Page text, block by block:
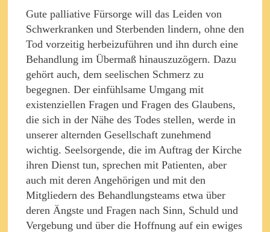
Gute palliative Fürsorge will das Leiden von
Schwerkranken und Sterbenden lindern, ohne den
Tod vorzeitig herbeizuführen und ihn durch eine
Behandlung im Übermaß hinauszuzögern. Dazu
gehört auch, dem seelischen Schmerz zu
begegnen. Der einfühlsame Umgang mit
existenziellen Fragen und Fragen des Glaubens,
die sich in der Nähe des Todes stellen, werde in
unserer alternden Gesellschaft zunehmend
wichtig. Seelsorgende, die im Auftrag der Kirche
ihren Dienst tun, sprechen mit Patienten, aber
auch mit deren Angehörigen und mit den
Mitgliedern des Behandlungsteams etwa über
deren Ängste und Fragen nach Sinn, Schuld und
Vergebung und über die Hoffnung auf ein ewiges